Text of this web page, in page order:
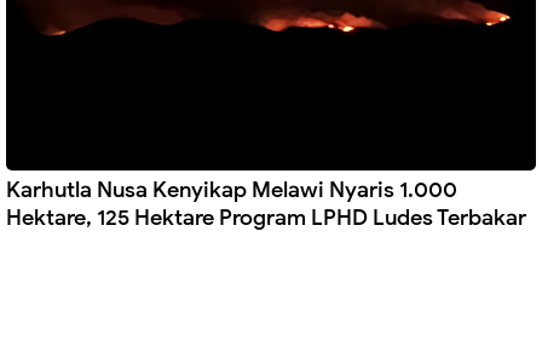
Karhutla Nusa Kenyikap Melawi Nyaris 1.000
Hektare, 125 Hektare Program LPHD Ludes Terbakar